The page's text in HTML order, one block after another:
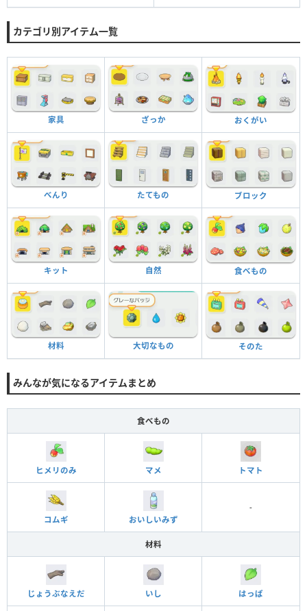
カテゴリ別アイテム一覧
家具 ざっか おくがい
べんり たてもの ブロック
キット 自然 食べもの
材料 大切なもの そのた
みんなが気になるアイテムまとめ
食べもの
ヒメリのみ マメ トマト
コムギ おいしいみず
-
材料
じょうぶなえだ いし はっぱ